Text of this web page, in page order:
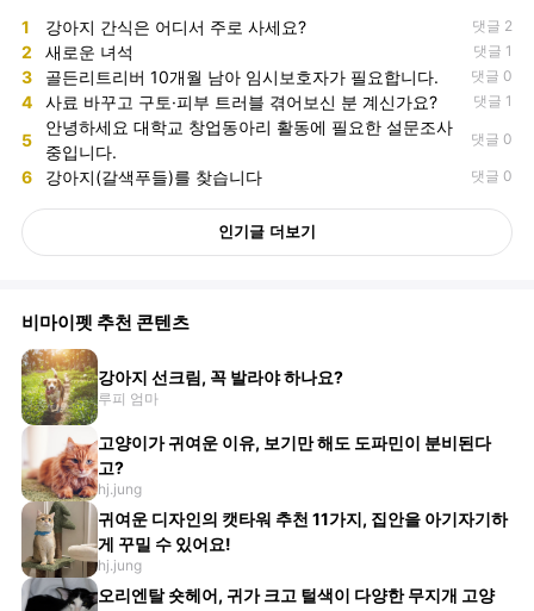
1 강아지 간식은 어디서 주로 사세요? 댓글 2
2 새로운 녀석 댓글 1
3 골든리트리버 10개월 남아 임시보호자가 필요합니다. 댓글 0
4 사료 바꾸고 구토·피부 트러블 겪어보신 분 계신가요? 댓글 1
5
안녕하세요 대학교 창업동아리 활동에 필요한 설문조사
중입니다.
댓글 0
6 강아지(갈색푸들)를 찾습니다 댓글 0
인기글 더보기
비마이펫 추천 콘텐츠
강아지 선크림, 꼭 발라야 하나요?
루피 엄마
고양이가 귀여운 이유, 보기만 해도 도파민이 분비된다
고?
hj.jung
귀여운 디자인의 캣타워 추천 11가지, 집안을 아기자기하
게 꾸밀 수 있어요!
hj.jung
오리엔탈 숏헤어, 귀가 크고 털색이 다양한 무지개 고양